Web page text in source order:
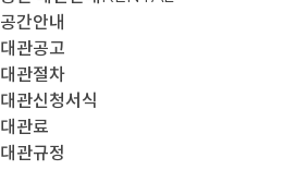
공간안내
대관공고
대관절차
대관신청서식
대관료
대관규정